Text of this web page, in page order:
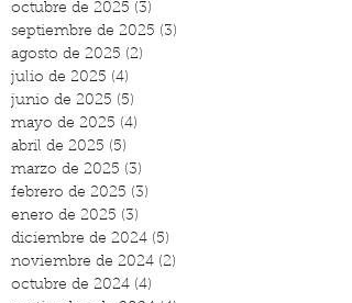
octubre de 2025 (3)
septiembre de 2025 (3)
agosto de 2025 (2)
julio de 2025 (4)
junio de 2025 (5)
mayo de 2025 (4)
abril de 2025 (5)
marzo de 2025 (3)
febrero de 2025 (3)
enero de 2025 (3)
diciembre de 2024 (5)
noviembre de 2024 (2)
octubre de 2024 (4)